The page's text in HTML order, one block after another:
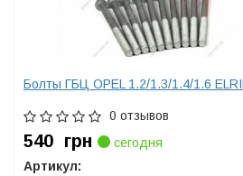
Болты ГБЦ OPEL 1.2/1.3/1.4/1.6
0 отзывов
540 грн
сегодня
Артикул: